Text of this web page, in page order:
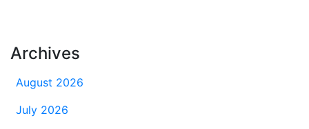
Archives
August 2026
July 2026